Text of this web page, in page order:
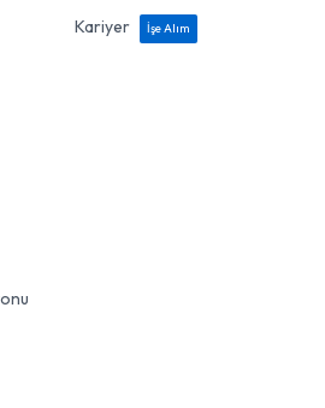
Kariyer
İşe Alım